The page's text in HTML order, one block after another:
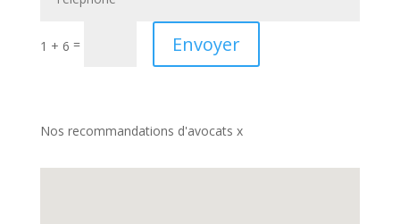
1 + 6 = Envoyer
Nos recommandations d'avocats x